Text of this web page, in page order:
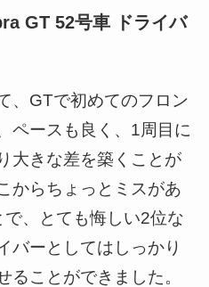
GT 52号車 ドライバ
、GTで初めてのフロン
ペースも良く、1周目に
大きな差を築くことが
からちょっとミスがあ
、とても悔しい2位な
バーとしてはしっかり
ることができました。